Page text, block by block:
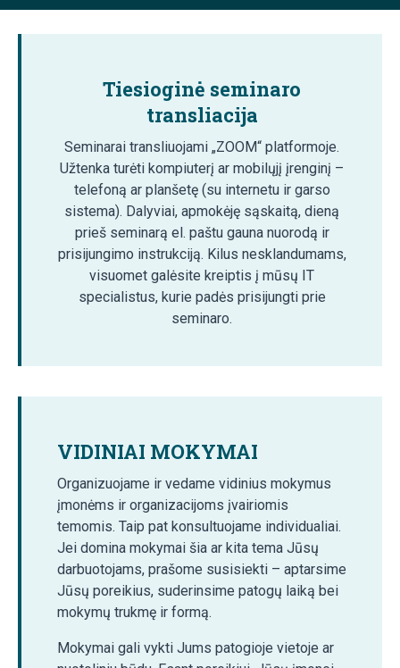
Tiesioginė seminaro
transliacija
Seminarai transliuojami „ZOOM“ platformoje.
Užtenka turėti kompiuterį ar mobilųjį įrenginį –
telefoną ar planšetę (su internetu ir garso
sistema). Dalyviai, apmokėję sąskaitą, dieną
prieš seminarą el. paštu gauna nuorodą ir
prisijungimo instrukciją. Kilus nesklandumams,
visuomet galėsite kreiptis į mūsų IT
specialistus, kurie padės prisijungti prie
seminaro.
VIDINIAI MOKYMAI
Organizuojame ir vedame vidinius mokymus
įmonėms ir organizacijoms įvairiomis
temomis. Taip pat konsultuojame individualiai.
Jei domina mokymai šia ar kita tema Jūsų
darbuotojams, prašome susisiekti – aptarsime
Jūsų poreikius, suderinsime patogų laiką bei
mokymų trukmę ir formą.
Mokymai gali vykti Jums patogioje vietoje ar